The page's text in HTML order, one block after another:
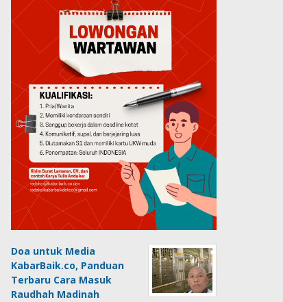
Doa untuk Media
KabarBaik.co, Panduan
Terbaru Cara Masuk
Raudhah Madinah